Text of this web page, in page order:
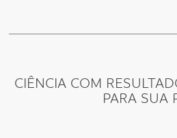
CIÊNCIA COM
PARA SUA